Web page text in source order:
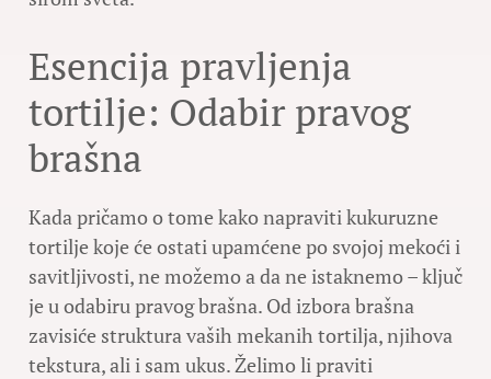
Esencija pravljenja
tortilje: Odabir pravog
brašna
Kada pričamo o tome kako napraviti kukuruzne
tortilje koje će ostati upamćene po svojoj mekoći i
savitljivosti, ne možemo a da ne istaknemo – ključ
je u odabiru pravog brašna. Od izbora brašna
zavisiće struktura vaših mekanih tortilja, njihova
tekstura, ali i sam ukus. Želimo li praviti